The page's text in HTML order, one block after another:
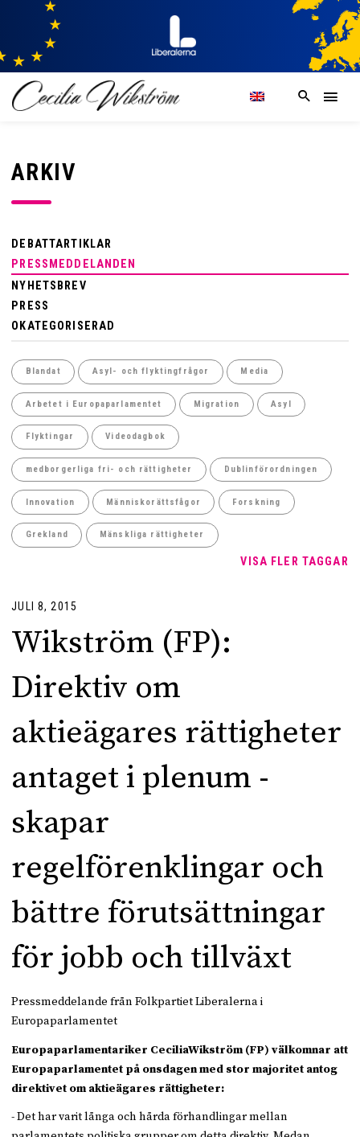
ARKIV
DEBATTARTIKLAR
PRESSMEDDELANDEN
NYHETSBREV
PRESS
OKATEGORISERAD
Blandat Asyl- och flyktingfrågor Media
Arbetet i Europaparlamentet Migration Asyl
Flyktingar Videodagbok
medborgerliga fri- och rättigheter Dublinförordningen
Innovation Människorättsfågor Forskning
Grekland Mänskliga rättigheter
VISA FLER TAGGAR
JULI 8, 2015
Wikström (FP):
Direktiv om
aktieägares rättigheter
antaget i plenum -
skapar
regelförenklingar och
bättre förutsättningar
för jobb och tillväxt
Pressmeddelande från Folkpartiet Liberalerna i
Europaparlamentet
Europaparlamentariker CeciliaWikström (FP) välkomnar att
Europaparlamentet på onsdagen med stor majoritet antog
direktivet om aktieägares rättigheter:
- Det har varit långa och hårda förhandlingar mellan